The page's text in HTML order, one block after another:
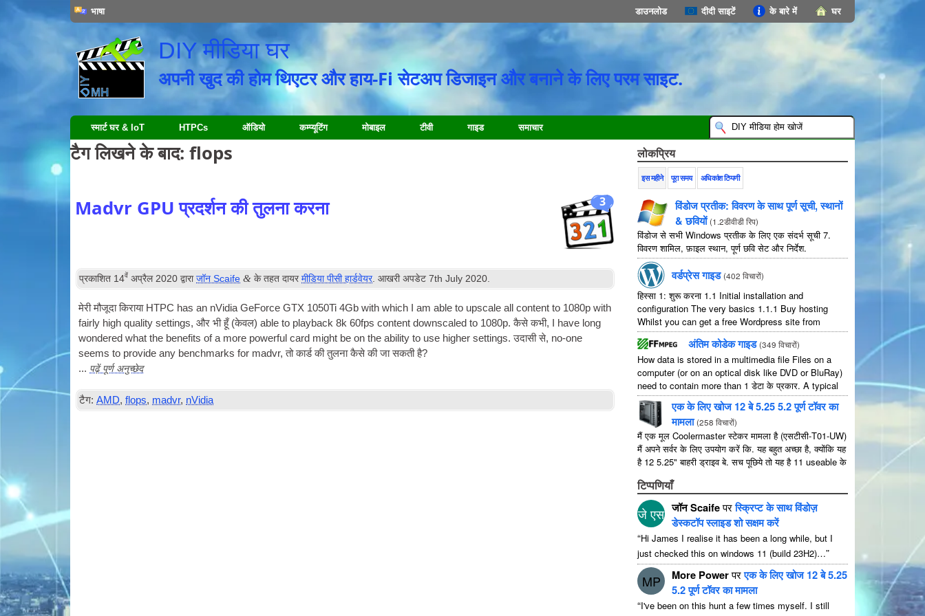
घर
के बारे में
दीदी साइटें
डाउनलोड
भाषा
DIY मीडिया घर
अपनी खुद की होम थिएटर और हाय-Fi सेटअप डिजाइन और बनाने के लिए परम साइट.
स्मार्ट घर & IoT HTPCs ऑडियो कम्प्यूटिंग मोबाइल टीवी गाइड समाचार
टैग लिखने के बाद: flops
3
Madvr GPU प्रदर्शन की तुलना करना
प्रकाशित 14वें अप्रैल 2020 द्वाराजॉन Scaife & के तहत दायरमीडिया पीसी हार्डवेयर. आखरी अपडेट7th July 2020.
मेरी मौजूदा किराया HTPC has an nVidia GeForce GTX 1050Ti 4Gb with which I am able to upscale all con­tent to 1080p with
fairly high qual­ity set­tings, और भी हूँ (केवल)able to play­back 8k 60fps con­tent down­scaled to 1080p. कैसे कभी,
I have long
wondered what the bene­fits of a more power­ful card might be on the abil­ity to use high­er set­tings. उदासी से, no-one
seems to provide any bench­marks for mad­vr, तो कार्ड की तुलना कैसे की जा सकती है?
... पढ़ें पूर्ण अनुच्छेद
टैग: AMD,flops, madvr, nVidia
लोकप्रिय
इस महीने पूरा समय अधिकांश टिप्पणी
विंडोज प्रतीक: विवरण के साथ पूर्ण सूची, स्थानों
& छवियों (1.2डीवीडी रिप)
विंडोज से सभी Windows प्रतीक के लिए एक संदर्भ सूची 7.
विवरण शामिल, फ़ाइल स्थान, पूर्ण छवि सेट और निर्देश.
वर्डप्रेस गाइड (402 विचारों)
हिस्सा 1: शुरू करना 1.1 Initial installation and
configuration The very basics 1.1.1 Buy hosting
Whilst you can get a free Wordpress site from
wordpress.com,you lose some control and you
have to serve their...
अंतिम कोडेक गाइड (349 विचारों)
How data is stored in a multimedia file Files on a
computer(or on an optical disk like DVD or BluRay)
need to contain more than 1 डेटा के प्रकार.A typical
movie will include...
एक के लिए खोज 12 बे 5.25 5.2 पूर्ण टॉवर का
मामला (258 विचारों)
मैं एक मूल Coolermaster स्टेकर मामला है (एसटीसी-T01-UW)
मैं अपने सर्वर के लिए उपयोग करें कि. यह बहुत अच्छा है, क्योंकि यह
है 12 5.25" बाहरी ड्राइव बे. सच पूछिये तो यह है 11 useable के
टिप्पणियाँ
जे एस जॉन Scaifeपरस्क्रिप्ट के साथ विंडोज़
डेस्कटॉप स्लाइड शो सक्षम करें
“Hi James I realise it has been a long while,but I
just checked this on windows 11 (build 23H2)…”
MP More Powerपरएक के लिए खोज 12 बे 5.25
5.2 पूर्ण टॉवर का मामला
“I've been on this hunt a few times myself. I still